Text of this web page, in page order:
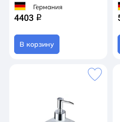
Германия
4403 q
В корзину